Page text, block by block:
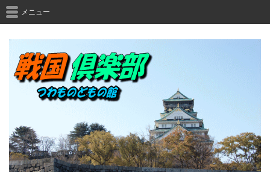
メニュー